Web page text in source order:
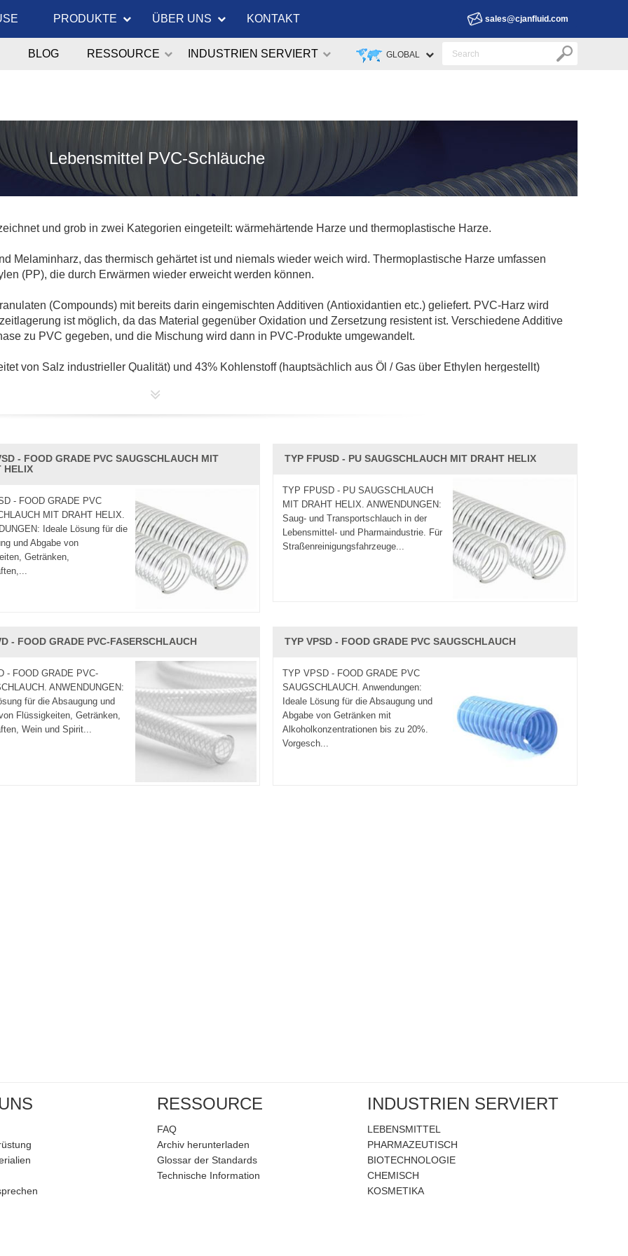
PRODUKTE ÜBER UNS KONTAKT sales@cjanfluid.com
GLOBAL
BLOG RESSOURCE INDUSTRIEN SERVIERT
Lebensmittel PVC-Schläuche
und grob in zwei Kategorien eingeteilt: wärmehärtende Harze und thermoplastische Harze.
Melaminharz, das thermisch gehärtet ist und niemals wieder weich wird. Thermoplastische Harze umfassen
(PP), die durch Erwärmen wieder erweicht werden können.
(Compounds) mit bereits darin eingemischten Additiven (Antioxidantien etc.) geliefert. PVC-Harz wird
ist möglich, da das Material gegenüber Oxidation und Zersetzung resistent ist. Verschiedene Additive
zu PVC gegeben, und die Mischung wird dann in PVC-Produkte umgewandelt.
von Salz industrieller Qualität) und 43% Kohlenstoff (hauptsächlich aus Öl / Gas über Ethylen hergestellt)
wie PE, PP, PET und PS, die völlig von Öl abhängig sind oder Gas. Dieses Chlor verleiht PVC eine
hochwertige, sichere und zuverlässige Kunststoffschläuche in Lebensmittelqualität zu liefern, die die
verschiedene Arten von PVC-Schläuchen an, z. B. stahldrahtverstärkte klare
in Lebensmittelbereichen verwendet werden.
sehen.
Produktionszeit und exzellenten After-Sales-Service' als unser Grundsatz. Willkommen bei uns zu
- FOOD GRADE PVC SAUGSCHLAUCH MIT
HELIX
- FOOD GRADE PVC
MIT DRAHT HELIX.
Ideale Lösung für die
und Abgabe von
Getränken,
TYP FPUSD - PU SAUGSCHLAUCH MIT DRAHT HELIX
TYP FPUSD - PU SAUGSCHLAUCH
MIT DRAHT HELIX. ANWENDUNGEN:
Saug- und Transportschlauch in der
Lebensmittel- und Pharmaindustrie. Für
Straßenreinigungsfahrzeuge...
- FOOD GRADE PVC-FASERSCHLAUCH
- FOOD GRADE PVC-
ANWENDUNGEN:
für die Absaugung und
Flüssigkeiten, Getränken,
Wein und Spirit...
TYP VPSD - FOOD GRADE PVC SAUGSCHLAUCH
TYP VPSD - FOOD GRADE PVC
SAUGSCHLAUCH. Anwendungen:
Ideale Lösung für die Absaugung und
Abgabe von Getränken mit
Alkoholkonzentrationen bis zu 20%.
Vorgesch...
RESSOURCE
FAQ
Archiv herunterladen
Glossar der Standards
Technische Information
INDUSTRIEN SERVIERT
LEBENSMITTEL
PHARMAZEUTISCH
BIOTECHNOLOGIE
CHEMISCH
KOSMETIKA